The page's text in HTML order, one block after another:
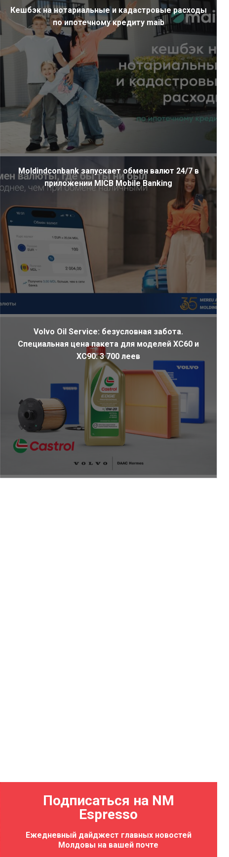
Кешбэк на нотариальные и кадастровые расходы
по ипотечному кредиту maib
Moldindconbank запускает обмен валют 24/7 в
приложении MICB Mobile Banking
Volvo Oil Service: безусловная забота.
Специальная цена пакета для моделей XC60 и
XC90: 3 700 леев
Подписаться на NM
Espresso
Ежедневный дайджест главных новостей
Молдовы на вашей почте